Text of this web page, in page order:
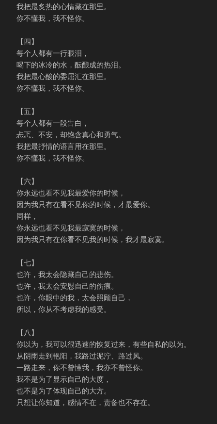
我把最炙热的心情藏在那里。
你不懂我，我不怪你。
【四】
每个人都有一行眼泪，
喝下的冰冷的水，酝酿成的热泪。
我把最心酸的委屈汇在那里。
你不懂我，我不怪你。
【五】
每个人都有一段告白，
忐忑、不安，却饱含真心和勇气。
我把最抒情的语言用在那里。
你不懂我，我不怪你。
【六】
你永远也看不见我最爱你的时候，
因为我只有在看不见你的时候，才最爱你。
同样，
你永远也看不见我最寂寞的时候，
因为我只有在你看不见我的时候，我才最寂寞。
【七】
也许，我太会隐藏自己的悲伤。
也许，我太会安慰自己的伤痕。
也许，你眼中的我，太会照顾自己，
所以，你从不考虑我的感受。
【八】
你以为，我可以很迅速的恢复过来，有些自私的以为。
从阴雨走到艳阳，我路过泥泞、路过风。
一路走来，你不曾懂我，我亦不曾怪你。
我不是为了显示自己的大度，
也不是为了体现自己的大方。
只想让你知道，感情不在，责备也不存在。